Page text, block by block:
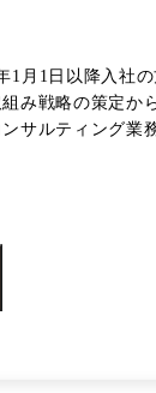
月1日以降入社
事業計画策定・